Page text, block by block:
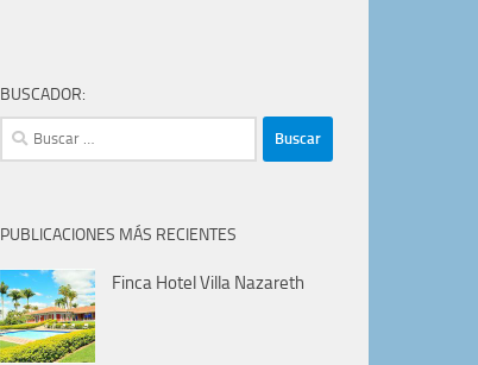
BUSCADOR:
Buscar:
PUBLICACIONES MÁS RECIENTES
Finca Hotel Villa Nazareth